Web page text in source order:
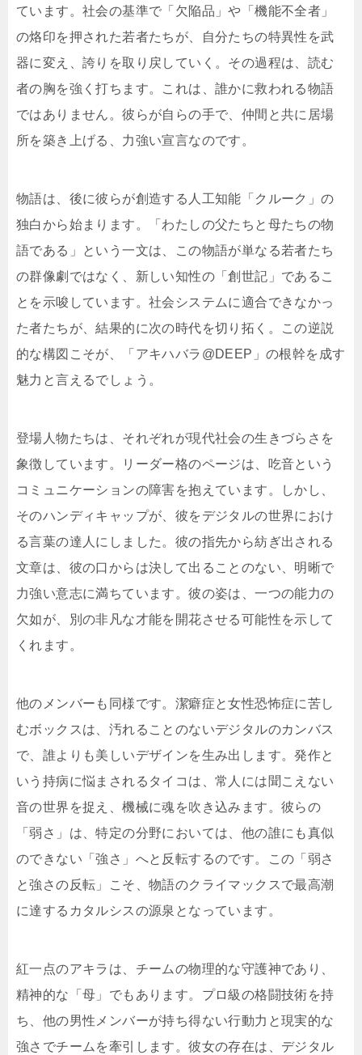
ています。社会の基準で「欠陥品」や「機能不全者」
の烙印を押された若者たちが、自分たちの特異性を武
器に変え、誇りを取り戻していく。その過程は、読む
者の胸を強く打ちます。これは、誰かに救われる物語
ではありません。彼らが自らの手で、仲間と共に居場
所を築き上げる、力強い宣言なのです。
物語は、後に彼らが創造する人工知能「クルーク」の
独白から始まります。「わたしの父たちと母たちの物
語である」という一文は、この物語が単なる若者たち
の群像劇ではなく、新しい知性の「創世記」であるこ
とを示唆しています。社会システムに適合できなかっ
た者たちが、結果的に次の時代を切り拓く。この逆説
的な構図こそが、「アキハバラ@DEEP」の根幹を成す
魅力と言えるでしょう。
登場人物たちは、それぞれが現代社会の生きづらさを
象徴しています。リーダー格のページは、吃音という
コミュニケーションの障害を抱えています。しかし、
そのハンディキャップが、彼をデジタルの世界におけ
る言葉の達人にしました。彼の指先から紡ぎ出される
文章は、彼の口からは決して出ることのない、明晰で
力強い意志に満ちています。彼の姿は、一つの能力の
欠如が、別の非凡な才能を開花させる可能性を示して
くれます。
他のメンバーも同様です。潔癖症と女性恐怖症に苦し
むボックスは、汚れることのないデジタルのカンバス
で、誰よりも美しいデザインを生み出します。発作と
いう持病に悩まされるタイコは、常人には聞こえない
音の世界を捉え、機械に魂を吹き込みます。彼らの
「弱さ」は、特定の分野においては、他の誰にも真似
のできない「強さ」へと反転するのです。この「弱さ
と強さの反転」こそ、物語のクライマックスで最高潮
に達するカタルシスの源泉となっています。
紅一点のアキラは、チームの物理的な守護神であり、
精神的な「母」でもあります。プロ級の格闘技術を持
ち、他の男性メンバーが持ち得ない行動力と現実的な
強さでチームを牽引します。彼女の存在は、デジタル